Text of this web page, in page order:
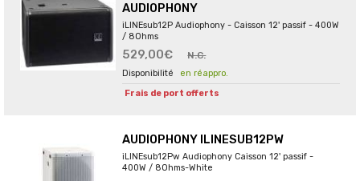
AUDIOPHONY
iLINEsub12P Audiophony - Caisson 12' passif - 400W
/ 8Ohms
529,00€ N.C.
en réappro.
Frais de port offerts
AUDIOPHONY ILINESUB12PW
iLINEsub12Pw Audiophony Caisson 12' passif -
400W / 8Ohms-White